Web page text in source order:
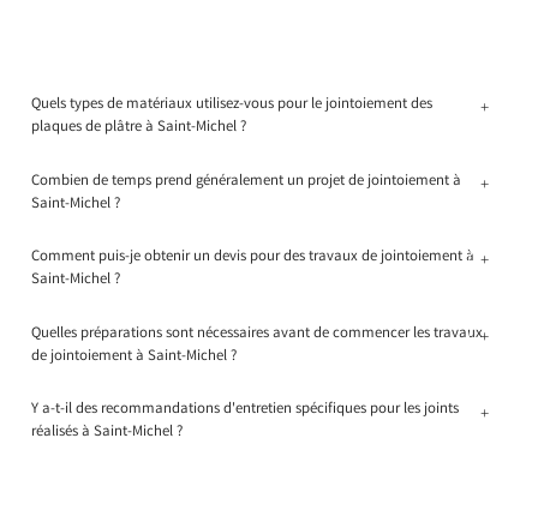
Quels types de matériaux utilisez-vous pour le jointoiement des
plaques de plâtre à Saint-Michel ?
+
Combien de temps prend généralement un projet de jointoiement à
Saint-Michel ?
+
Comment puis-je obtenir un devis pour des travaux de jointoiement à
Saint-Michel ?
+
Quelles préparations sont nécessaires avant de commencer les travaux
de jointoiement à Saint-Michel ?
+
Y a-t-il des recommandations d'entretien spécifiques pour les joints
réalisés à Saint-Michel ?
+